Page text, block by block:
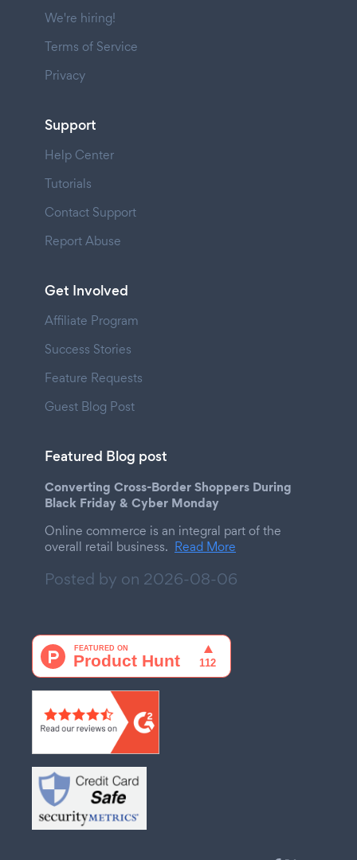
We're hiring!
Terms of Service
Privacy
Support
Help Center
Tutorials
Contact Support
Report Abuse
Get Involved
Affiliate Program
Success Stories
Feature Requests
Guest Blog Post
Featured Blog post
Converting Cross-Border Shoppers During
Black Friday & Cyber Monday
Online commerce is an integral part of the
overall retail business. Read More
Posted by on 2026-08-06